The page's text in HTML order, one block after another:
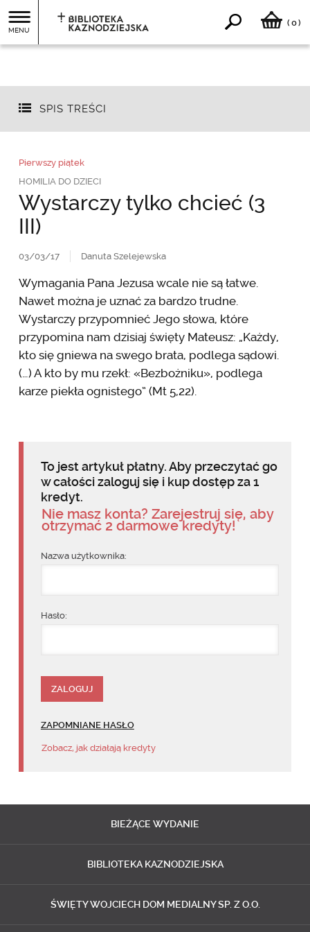
MENU
( 0)
SPIS TREŚCI
Pierwszy piątek
HOMILIA DO DZIECI
Wystarczy tylko chcieć (3
III)
03/03/17 Danuta Szelejewska
Wymagania Pana Jezusa wcale nie są łatwe.
Nawet można je uznać za bardzo trudne.
Wystarczy przypomnieć Jego słowa, które
przypomina nam dzisiaj święty Mateusz: „Każdy,
kto się gniewa na swego brata, podlega sądowi.
(…) A kto by mu rzekł: «Bezbożniku», podlega
karze piekła ognistego” (Mt 5,22).
To jest artykuł płatny. Aby przeczytać go
w całości zaloguj się i kup dostęp za 1
kredyt.
Nie masz konta? Zarejestruj się, aby
otrzymać 2 darmowe kredyty!
Nazwa użytkownika:
Hasło:
ZAPOMNIANE HASŁO
Zobacz, jak działają kredyty
BIEŻĄCE WYDANIE
BIBLIOTEKA KAZNODZIEJSKA
ŚWIĘTY WOJCIECH DOM MEDIALNY SP. Z O.O.